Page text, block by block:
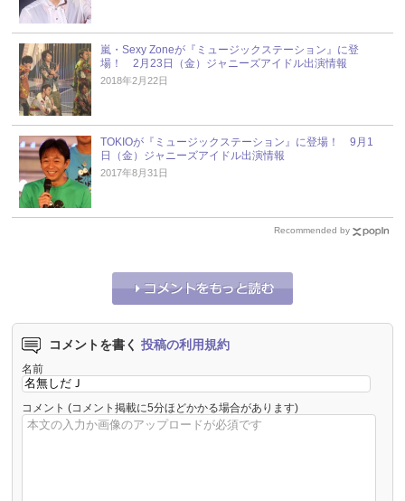
嵐・Sexy Zoneが『ミュージックステーション』に登
場！ 2月23日（金）ジャニーズアイドル出演情報
2018年2月22日
TOKIOが『ミュージックステーション』に登場！ 9月1
日（金）ジャニーズアイドル出演情報
2017年8月31日
Recommended by
コメントを書く 投稿の利用規約
名前
コメント (コメント掲載に5分ほどかかる場合があります)